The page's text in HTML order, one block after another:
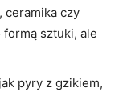
ceramika czy
sztuki, ale
pyry z gzikiem,